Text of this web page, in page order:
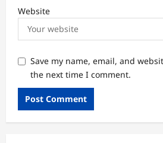
Website
Save my name, email, and
the next time I comment.